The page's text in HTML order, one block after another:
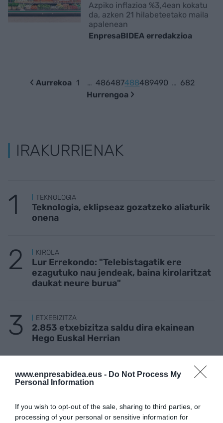
www.enpresabidea.eus - Do Not Process My
Personal Information
If you wish to opt-out of the sale, sharing to third parties, or
processing of your personal or sensitive information for
Azpiko inflazioa %3,4ean kokatu
da, azken 21 hilabeteetako maila
apalenean
EnpresaBIDEA erredakzioa
Aurrekoa 1 … 486487488489490 … 682
Hurrengoa
IRAKURRIENAK
TEKNOLOGIA
Teknologia, eklipseaz gozatzeko aliaturik
onena
KIROLA
Lur Errekondo: "Telebistagatik ere
ezagutuko nau jendeak, baina kirolaritzat
daukat neure burua"
ETXEBIZITZA
2.853 etxebizitza saldu dira ekainean
Hego Euskal Herrian
KIROLA
Trainerua uretaratzea, urte osoko gastua
IRITZIA